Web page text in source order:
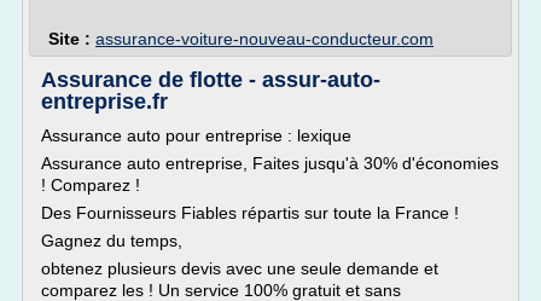
Site : assurance-voiture-nouveau-conducteur.com
Assurance de flotte - assur-auto-
entreprise.fr
Assurance auto pour entreprise : lexique
Assurance auto entreprise, Faites jusqu'à 30% d'économies
! Comparez !
Des Fournisseurs Fiables répartis sur toute la France !
Gagnez du temps,
obtenez plusieurs devis avec une seule demande et
comparez les ! Un service 100% gratuit et sans